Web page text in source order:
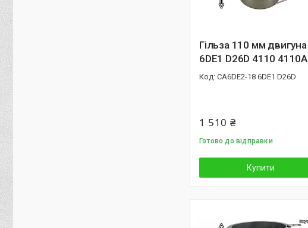
Гільза 110 мм двигуна
6DE1 D26D 4110 4110A
CA6DE2-18 6DE1 D26D
1 510 ₴
Готово до відправки
Купити